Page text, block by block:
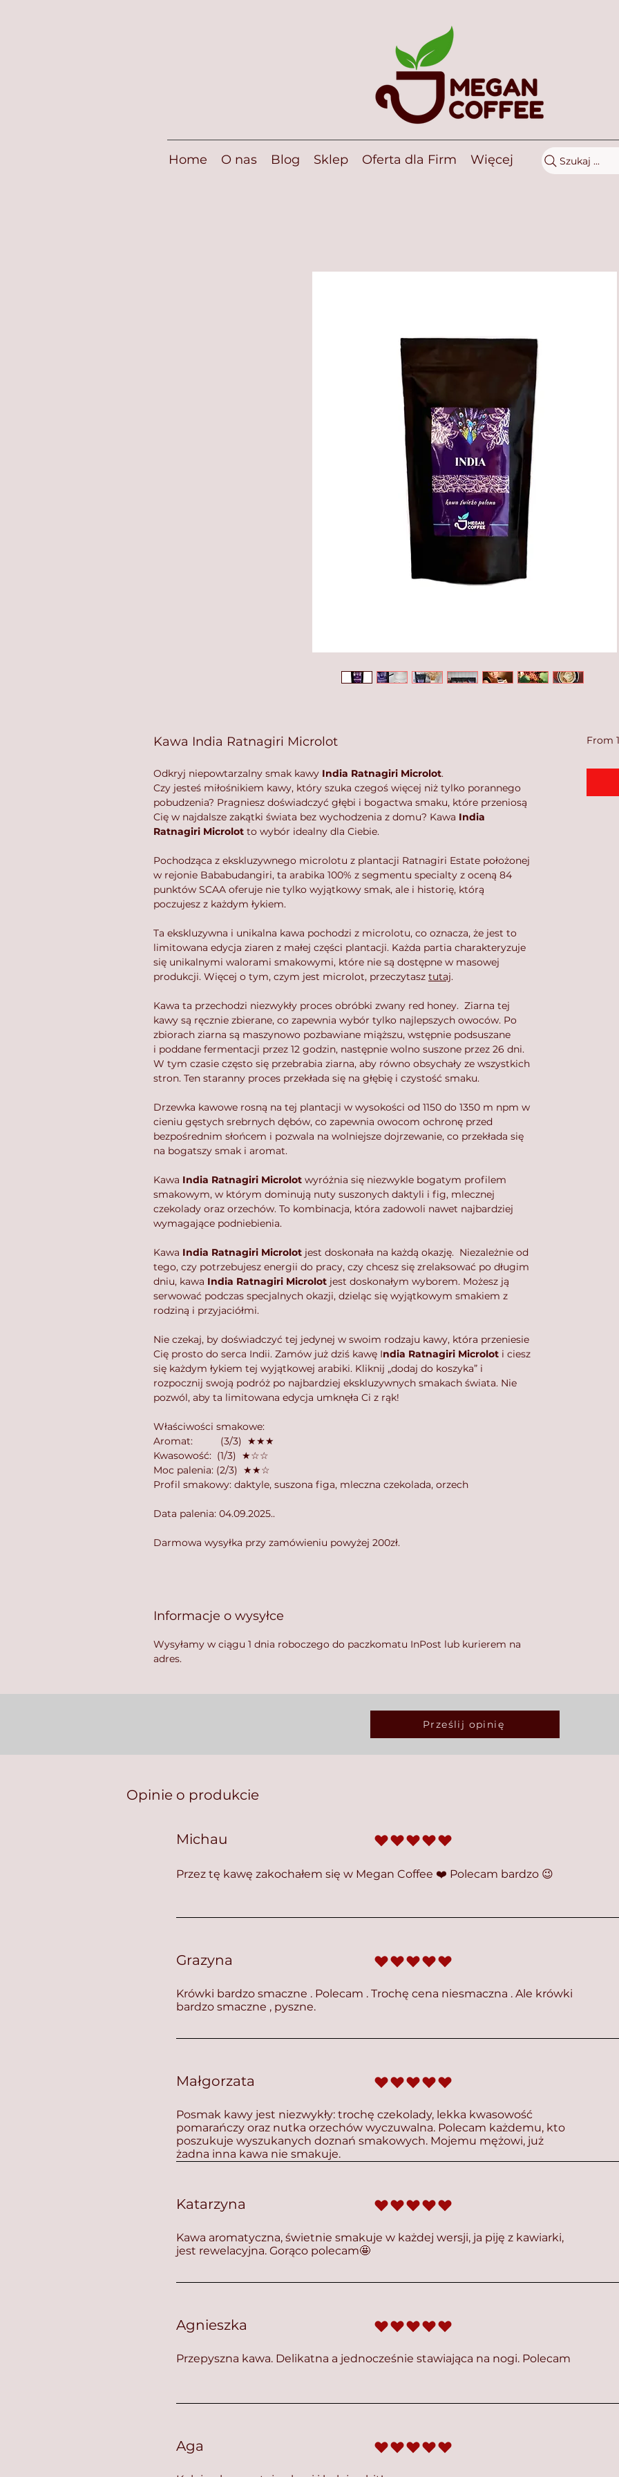
Szukaj ...
Home O nas Blog Sklep Oferta dla Firm Więcej
Kawa India Ratnagiri Microlot
Odkryj niepowtarzalny smak kawy India Ratnagiri Microlot.
Czy jesteś miłośnikiem kawy, który szuka czegoś więcej niż tylko porannego
pobudzenia? Pragniesz doświadczyć głębi i bogactwa smaku, które przeniosą
Cię w najdalsze zakątki świata bez wychodzenia z domu? Kawa India
Ratnagiri Microlot to wybór idealny dla Ciebie.
Pochodząca z ekskluzywnego microlotu z plantacji Ratnagiri Estate położonej
w rejonie Bababudangiri, ta arabika 100% z segmentu specialty z oceną 84
punktów SCAA oferuje nie tylko wyjątkowy smak, ale i historię, którą
poczujesz z każdym łykiem.
Ta ekskluzywna i unikalna kawa pochodzi z microlotu, co oznacza, że jest to
limitowana edycja ziaren z małej części plantacji. Każda partia charakteryzuje
się unikalnymi walorami smakowymi, które nie są dostępne w masowej
produkcji. Więcej o tym, czym jest microlot, przeczytasz tutaj.
Kawa ta przechodzi niezwykły proces obróbki zwany red honey. Ziarna tej
kawy są ręcznie zbierane, co zapewnia wybór tylko najlepszych owoców. Po
zbiorach ziarna są maszynowo pozbawiane miąższu, wstępnie podsuszane
i poddane fermentacji przez 12 godzin, następnie wolno suszone przez 26 dni.
W tym czasie często się przebrabia ziarna, aby równo obsychały ze wszystkich
stron. Ten staranny proces przekłada się na głębię i czystość smaku.
Drzewka kawowe rosną na tej plantacji w wysokości od 1150 do 1350 m npm w
cieniu gęstych srebrnych dębów, co zapewnia owocom ochronę przed
bezpośrednim słońcem i pozwala na wolniejsze dojrzewanie, co przekłada się
na bogatszy smak i aromat.
Kawa India Ratnagiri Microlot wyróżnia się niezwykle bogatym profilem
smakowym, w którym dominują nuty suszonych daktyli i fig, mlecznej
czekolady oraz orzechów. To kombinacja, która zadowoli nawet najbardziej
wymagające podniebienia.
Kawa India Ratnagiri Microlot jest doskonała na każdą okazję. Niezależnie od
tego, czy potrzebujesz energii do pracy, czy chcesz się zrelaksować po długim
dniu, kawa India Ratnagiri Microlot jest doskonałym wyborem. Możesz ją
serwować podczas specjalnych okazji, dzieląc się wyjątkowym smakiem z
rodziną i przyjaciółmi.
Nie czekaj, by doświadczyć tej jedynej w swoim rodzaju kawy, która przeniesie
Cię prosto do serca Indii. Zamów już dziś kawę India Ratnagiri Microlot i ciesz
się każdym łykiem tej wyjątkowej arabiki. Kliknij „dodaj do koszyka” i
rozpocznij swoją podróż po najbardziej ekskluzywnych smakach świata. Nie
pozwól, aby ta limitowana edycja umknęła Ci z rąk!
Właściwości smakowe:
Aromat: (3/3) ★★★
Kwasowość: (1/3) ★☆☆
Moc palenia: (2/3) ★★☆
Profil smakowy: daktyle, suszona figa, mleczna czekolada, orzech
Data palenia: 04.09.2025..
Darmowa wysyłka przy zamówieniu powyżej 200zł.
Informacje o wysyłce
Wysyłamy w ciągu 1 dnia roboczego do paczkomatu InPost lub kurierem na
adres.
From
Prześlij opinię
Opinie o produkcie
Michau średnia ocena to 5 na 5
Przez tę kawę zakochałem się w Megan Coffee ❤️ Polecam bardzo 😉
Grazyna średnia ocena to 5 na 5
Krówki bardzo smaczne . Polecam . Trochę cena niesmaczna . Ale krówki
bardzo smaczne , pyszne.
Małgorzata średnia ocena to 5 na 5
Posmak kawy jest niezwykły: trochę czekolady, lekka kwasowość
pomarańczy oraz nutka orzechów wyczuwalna. Polecam każdemu, kto
poszukuje wyszukanych doznań smakowych. Mojemu mężowi, już
żadna inna kawa nie smakuje.
Katarzyna średnia ocena to 5 na 5
Kawa aromatyczna, świetnie smakuje w każdej wersji, ja piję z kawiarki,
jest rewelacyjna. Gorąco polecam🤩
Agnieszka średnia ocena to 5 na 5
Przepyszna kawa. Delikatna a jednocześnie stawiająca na nogi. Polecam
Aga średnia ocena to 5 na 5